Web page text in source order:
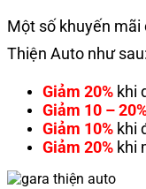
Một số khuyến mãi
Thiện Auto như sau:
Giảm 20% khi
Giảm 10 –
Giảm 10% khi
Giảm 20% khi